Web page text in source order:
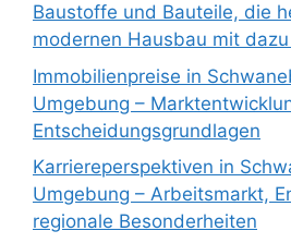
Baustoffe und Bauteile, die
modernen Hausbau mit
Immobilienpreise in
Umgebung –
Entscheidungsgrundlagen
Karriereperspektiven in
Umgebung – Arbeitsmarkt,
regionale Besonderheiten